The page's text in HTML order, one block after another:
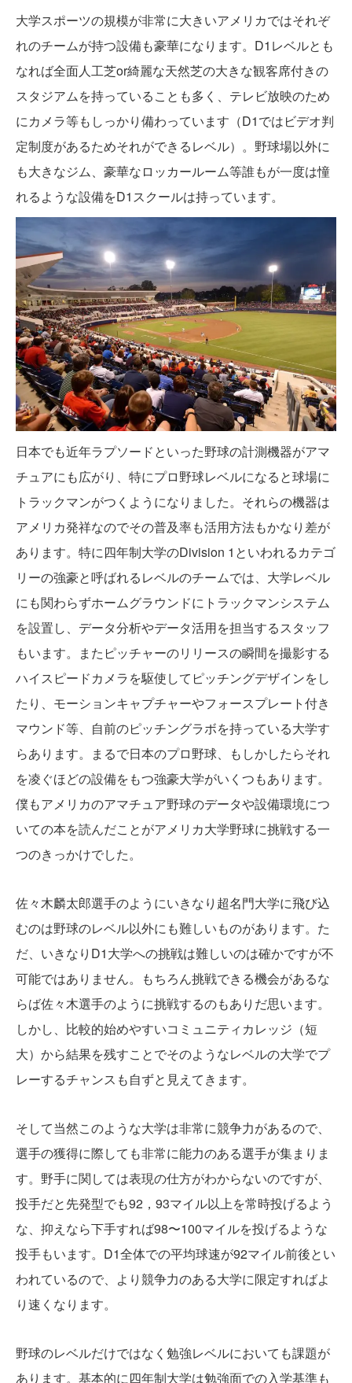
大学スポーツの規模が非常に大きいアメリカではそれぞ
れのチームが持つ設備も豪華になります。D1レベルとも
なれば全面人工芝or綺麗な天然芝の大きな観客席付きの
スタジアムを持っていることも多く、テレビ放映のため
にカメラ等もしっかり備わっています（D1ではビデオ判
定制度があるためそれができるレベル）。野球場以外に
も大きなジム、豪華なロッカールーム等誰もが一度は憧
れるような設備をD1スクールは持っています。
日本でも近年ラプソードといった野球の計測機器がアマ
チュアにも広がり、特にプロ野球レベルになると球場に
トラックマンがつくようになりました。それらの機器は
アメリカ発祥なのでその普及率も活用方法もかなり差が
あります。特に四年制大学のDivision 1といわれるカテゴ
リーの強豪と呼ばれるレベルのチームでは、大学レベル
にも関わらずホームグラウンドにトラックマンシステム
を設置し、データ分析やデータ活用を担当するスタッフ
もいます。またピッチャーのリリースの瞬間を撮影する
ハイスピードカメラを駆使してピッチングデザインをし
たり、モーションキャプチャーやフォースプレート付き
マウンド等、自前のピッチングラボを持っている大学す
らあります。まるで日本のプロ野球、もしかしたらそれ
を凌ぐほどの設備をもつ強豪大学がいくつもあります。
僕もアメリカのアマチュア野球のデータや設備環境につ
いての本を読んだことがアメリカ大学野球に挑戦する一
つのきっかけでした。
佐々木麟太郎選手のようにいきなり超名門大学に飛び込
むのは野球のレベル以外にも難しいものがあります。た
だ、いきなりD1大学への挑戦は難しいのは確かですが不
可能ではありません。もちろん挑戦できる機会があるな
らば佐々木選手のように挑戦するのもありだ思います。
しかし、比較的始めやすいコミュニティカレッジ（短
大）から結果を残すことでそのようなレベルの大学でプ
レーするチャンスも自ずと見えてきます。
そして当然このような大学は非常に競争力があるので、
選手の獲得に際しても非常に能力のある選手が集まりま
す。野手に関しては表現の仕方がわからないのですが、
投手だと先発型でも92，93マイル以上を常時投げるよう
な、抑えなら下手すれば98〜100マイルを投げるような
投手もいます。D1全体での平均球速が92マイル前後とい
われているので、より競争力のある大学に限定すればよ
り速くなります。
野球のレベルだけではなく勉強レベルにおいても課題が
あります。基本的に四年制大学は勉強面での入学基準も